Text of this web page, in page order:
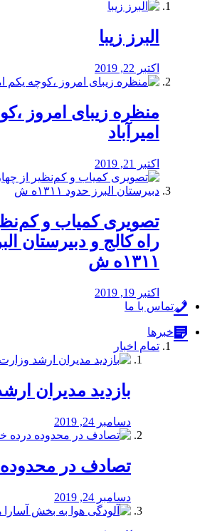
البرز زیبا
اکتبر 22, 2019
منظره‌‌ زیبای امروز
امیرآباد
اکتبر 21, 2019
️تصویری کمیاب و
راه كالج و دبيرستان
۱۳۱۱ه ش
اکتبر 19, 2019
تماس با ما
خبرها
تمام اخبار
بازدید مدیران
دسامبر 24, 2019
تصادف در محدوده
دسامبر 24, 2019